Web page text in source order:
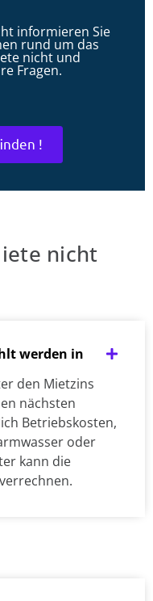
informieren Sie
rund um das
nicht und
Fragen.
!
nicht
werden in
den Mietzins
nächsten
Betriebskosten,
oder
kann die